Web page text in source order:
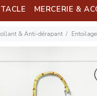
MERCERIE &
& Anti-dérapant